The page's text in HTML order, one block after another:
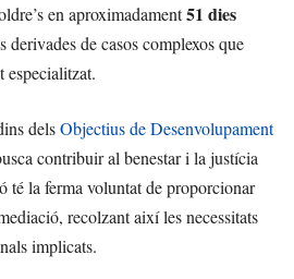
en aproximadament51 dies
derivades de casos complexos que
especialitzat.
delsObjectius de Desenvolupament
contribuir al benestar i la justícia
té la ferma voluntat de proporcionar
recolzant així les necessitats
implicats.